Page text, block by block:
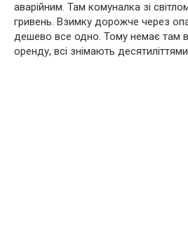
аварійним. Там комуналка зі
гривень. Взимку дорожче через
дешево все одно. Тому немає там
оренду, всі знімають